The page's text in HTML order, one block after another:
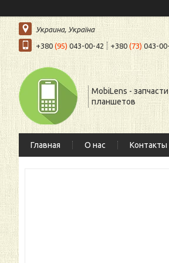
Украина, Україна
+380 (95)043-00-42 +380(73)043-
MobiLens -
планшетов
Главная О нас Контакты